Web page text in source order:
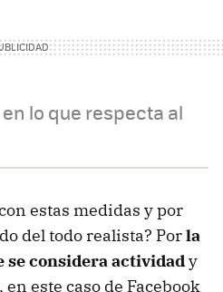
lo que respecta al
estas medidas y por
del todo realista? Porla
se considera actividady
este caso de Facebook